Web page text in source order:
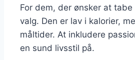
For dem, der ønsker at
valg. Den er lav i kalorier,
måltider. At inkludere
en sund livsstil på.